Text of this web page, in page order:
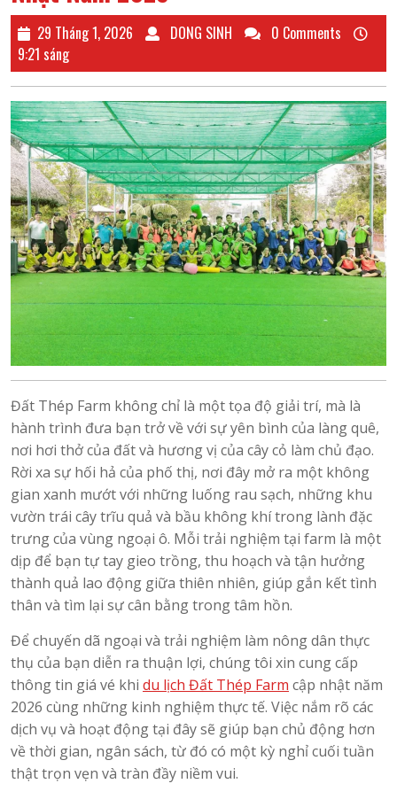
29 Tháng 1, 2026
29
1,
2026
DONG SINH
DONG 0 Comments
9:21 sáng
Đất Thép Farm không chỉ là một tọa độ giải trí, mà là
hành trình đưa bạn trở về với sự yên bình của làng quê,
nơi hơi thở của đất và hương vị của cây cỏ làm chủ đạo.
Rời xa sự hối hả của phố thị, nơi đây mở ra một không
gian xanh mướt với những luống rau sạch, những khu
vườn trái cây trĩu quả và bầu không khí trong lành đặc
trưng của vùng ngoại ô. Mỗi trải nghiệm tại farm là một
dịp để bạn tự tay gieo trồng, thu hoạch và tận hưởng
thành quả lao động giữa thiên nhiên, giúp gắn kết tình
thân và tìm lại sự cân bằng trong tâm hồn.
Để chuyến dã ngoại và trải nghiệm làm nông dân thực
thụ của bạn diễn ra thuận lợi, chúng tôi xin cung cấp
thông tin giá vé khi du lịch Đất Thép Farm cập nhật năm
2026 cùng những kinh nghiệm thực tế. Việc nắm rõ các
dịch vụ và hoạt động tại đây sẽ giúp bạn chủ động hơn
về thời gian, ngân sách, từ đó có một kỳ nghỉ cuối tuần
thật trọn vẹn và tràn đầy niềm vui.